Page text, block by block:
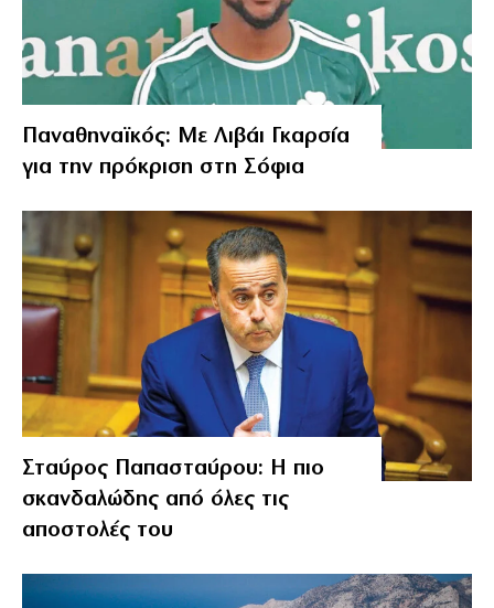
Παναθηναϊκός: Με Λιβάι Γκαρσία
για την πρόκριση στη Σόφια
Σταύρος Παπασταύρου: Η πιο
σκανδαλώδης από όλες τις
αποστολές του